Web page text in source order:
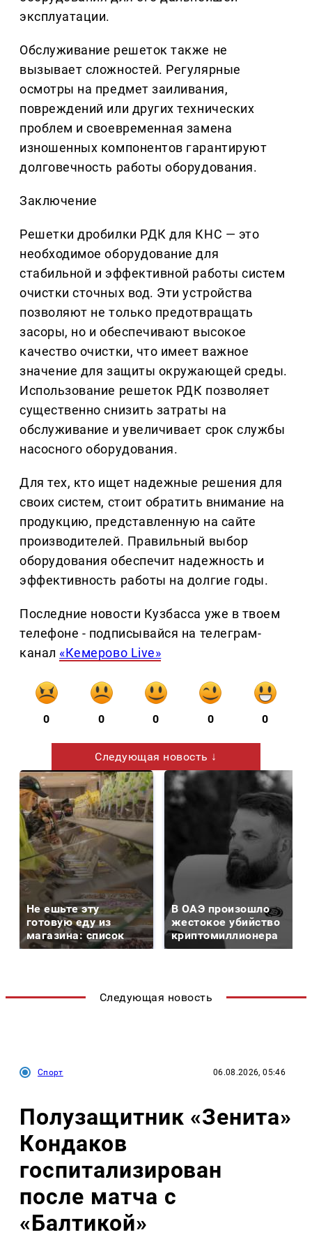
эксплуатации.
Обслуживание решеток также не
вызывает сложностей. Регулярные
осмотры на предмет заиливания,
повреждений или других технических
проблем и своевременная замена
изношенных компонентов гарантируют
долговечность работы оборудования.
Заключение
Решетки дробилки РДК для КНС — это
необходимое оборудование для
стабильной и эффективной работы систем
очистки сточных вод. Эти устройства
позволяют не только предотвращать
засоры, но и обеспечивают высокое
качество очистки, что имеет важное
значение для защиты окружающей среды.
Использование решеток РДК позволяет
существенно снизить затраты на
обслуживание и увеличивает срок службы
насосного оборудования.
Для тех, кто ищет надежные решения для
своих систем, стоит обратить внимание на
продукцию, представленную на сайте
производителей. Правильный выбор
оборудования обеспечит надежность и
эффективность работы на долгие годы.
Последние новости Кузбасса уже в твоем
телефоне - подписывайся на телеграм-
канал «Кемерово Live»
0 0 0 0 0
Следующая новость ↓
Не ешьте эту
готовую еду из
магазина: список
В ОАЭ произошло
жестокое убийство
криптомиллионера
Следующая новость
Спорт 06.08.2026, 05:46
Полузащитник «Зенита»
Кондаков
госпитализирован
после матча с
«Балтикой»